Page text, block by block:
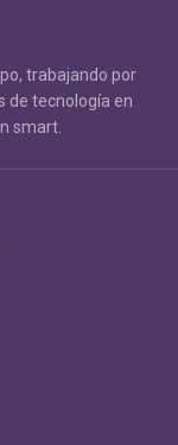
trabajando por
de tecnología en
smart.